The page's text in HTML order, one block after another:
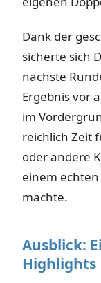
Dank der
sicherte sich
nächste
Ergebnis vor
im
reichlich Zeit
oder andere
einem
machte.
Ausblick:
Highlights